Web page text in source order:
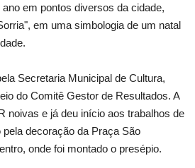
em pontos diversos da cidade,
em uma simbologia de um natal
Secretaria Municipal de Cultura,
do Comitê Gestor de Resultados. A
noivas e já deu início aos trabalhos de
decoração da Praça São
onde foi montado o presépio.